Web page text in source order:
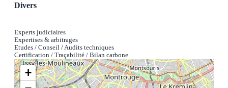
Divers
Experts judiciaires
Expertises & arbitrages
Etudes / Conseil / Audits techniques
Certification / Traçabilité / Bilan carbone
+